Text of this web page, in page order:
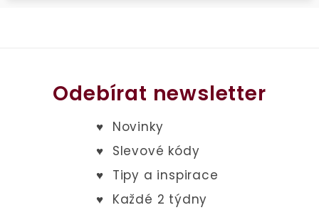
Odebírat newsletter